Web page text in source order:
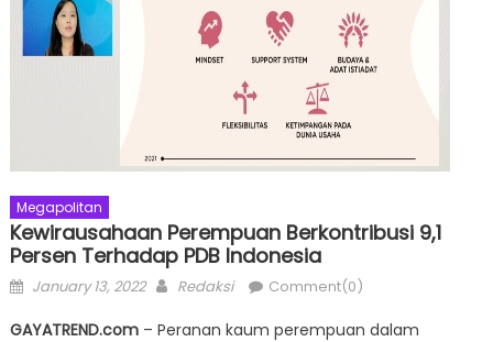
Megapolitan
Kewirausahaan Perempuan Berkontribusi 9,1
Persen Terhadap PDB Indonesia
Posted
January 13, 2022 Author
Redaksi Comment(0)
GAYATREND.com– Peranan kaum perempuan dalam